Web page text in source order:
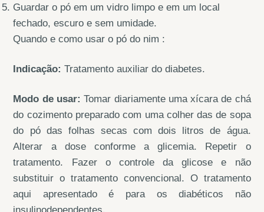
Guardar o pó em um vidro limpo e em um local
fechado, escuro e sem umidade.
Quando e como usar o pó do nim :
Indicação: Tratamento auxiliar do diabetes.
Modo de usar: Tomar diariamente uma xícara de chá
do cozimento preparado com uma colher das de sopa
do pó das folhas secas com dois litros de água.
Alterar a dose conforme a glicemia. Repetir o
tratamento. Fazer o controle da glicose e não
substituir o tratamento convencional. O tratamento
aqui apresentado é para os diabéticos não